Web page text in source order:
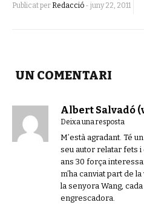
Publicat per Redacció - juny 22, 2011
UN COMENTARI
Albert Salvadó
Deixa una resposta
M’està agradant. Té
seu autor relatar fets i
ans 30 força
m’ha canviat part de
la senyora Wang,
engrescadora.